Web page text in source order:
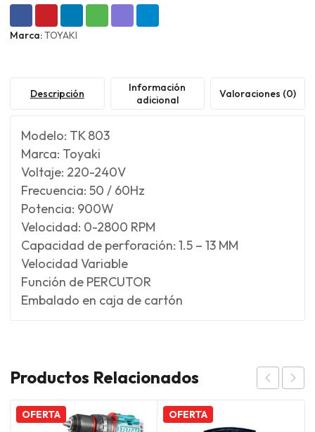
Marca:TOYAKI
Descripción
Información
adicional
Valoraciones (0)
Modelo: TK 803
Marca: Toyaki
Voltaje: 220-240V
Frecuencia: 50 / 60Hz
Potencia: 900W
Velocidad: 0-2800 RPM
Capacidad de perforación: 1.5 – 13 MM
Velocidad Variable
Función de PERCUTOR
Embalado en caja de cartón
Productos Relacionados
OFERTA OFERTA